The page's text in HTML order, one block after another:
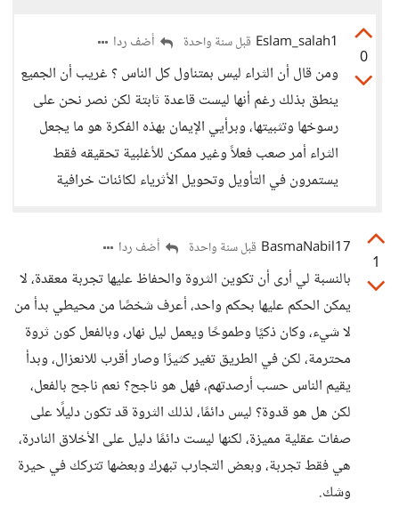
0
Eslam_salah1 قبل سنة واحدة أضف ردا
ومن قال أن الثراء ليس بمتناول كل الناس ؟ غريب أن الجميع
ينطق بذلك رغم أنها ليست قاعدة ثابتة لكن نصر نحن على
رسوخها وتثبيتها، وبرأيي الإيمان بهذه الفكرة هو ما يجعل
الثراء أمر صعب فعلاً وغير ممكن للأغلبية تحقيقه فقط
يستمرون في التأويل وتحويل الأثرياء لكائنات خرافية
1
BasmaNabil17 قبل سنة واحدة أضف ردا
بالنسبة لي أرى أن تكوين الثروة والحفاظ عليها تجربة معقدة، لا
يمكن الحكم عليها بحكم واحد، أعرف شخصًا من محيطي بدأ من
لا شيء، وكان ذكيًا وطموحًا ويعمل ليل نهار، وبالفعل كون ثروة
محترمة، لكن في الطريق تغير كثيرًا وصار أقرب للانعزال، وبدأ
يقيم الناس حسب أرصدتهم، فهل هو ناجح؟ نعم ناجح بالفعل،
لكن هل هو قدوة؟ ليس دائمًا، لذلك الثروة قد تكون دليلًا على
صفات عقلية مميزة، لكنها ليست دائمًا دليل على الأخلاق النادرة،
هي فقط تجربة، وبعض التجارب تبهرك وبعضها تتركك في حيرة
وشك.